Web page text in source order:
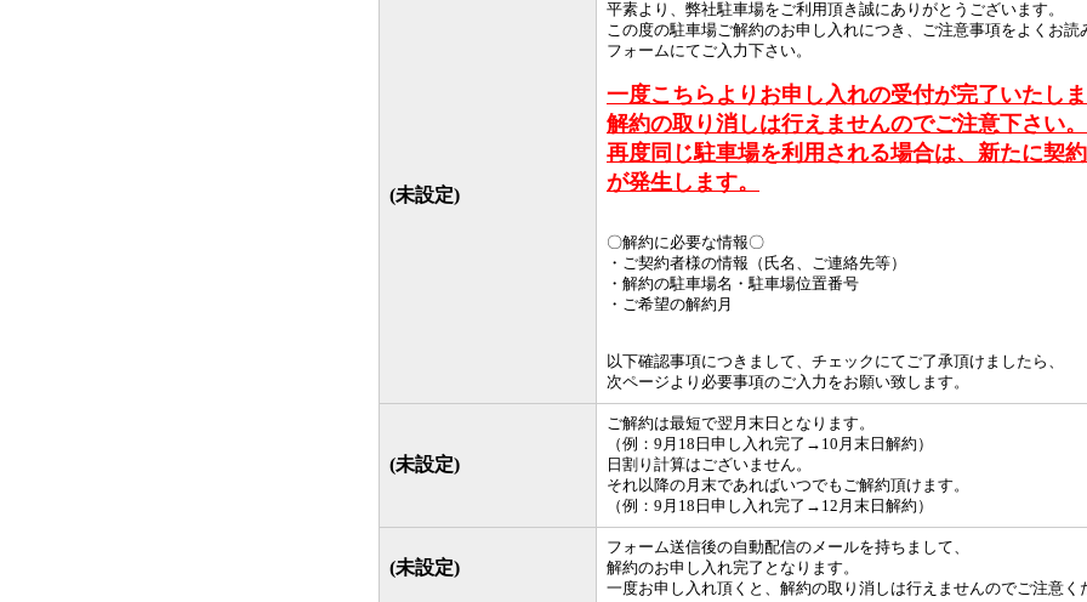
(未設定)
平素より、弊社駐車場をご利用頂き誠にありがとうございます。
この度の駐車場ご解約のお申し入れにつき、 ご注意事項をよくお読
フォームにてご入力下さい。
一度こちらよりお申し入れの受付が完了いたし
解約の取り消しは行えませんのでご注意下さい。
再度同じ駐車場を利用される場合は、新たに契
が発生します。
〇解約に必要な情報〇
・ご契約者様の情報（氏名、ご連絡先等）
・解約の駐車場名・駐車場位置番号
・ご希望の解約月
以下確認事項につきまして、チェックにてご了承頂けましたら、
次ページより必要事項のご入力をお願い致します。
(未設定)
ご解約は最短で翌月末日となります。
（例：9月18日申し入れ完了→10月末日解約）
日割り計算はございません。
それ以降の月末であればいつでもご解約頂けます。
（例：9月18日申し入れ完了→12月末日解約）
(未設定)
フォーム送信後の自動配信のメールを持ちまして、
解約のお申し入れ完了となります。
一度お申し入れ頂くと、解約の取り消しは行えませんのでご注意く